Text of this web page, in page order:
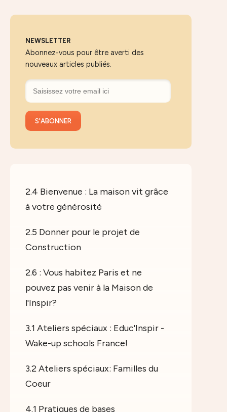
NEWSLETTER
Abonnez-vous pour être averti des
nouveaux articles publiés.
2.4 Bienvenue : La maison vit grâce
à votre générosité
2.5 Donner pour le projet de
Construction
2.6 : Vous habitez Paris et ne
pouvez pas venir à la Maison de
l'Inspir?
3.1 Ateliers spéciaux : Educ'Inspir -
Wake-up schools France!
3.2 Ateliers spéciaux: Familles du
Coeur
4.1 Pratiques de bases